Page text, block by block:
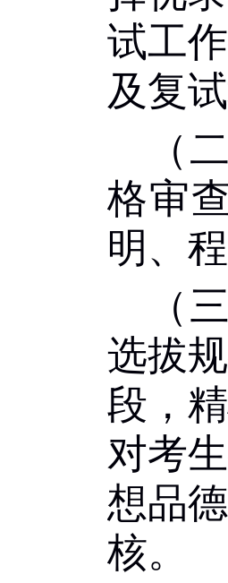
试工
及复
（
格审
明、
（
选拔
段，
对考
想品
核。